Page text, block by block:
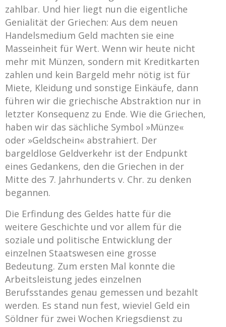
zahlbar. Und hier liegt nun die eigentliche
Genialität der Griechen: Aus dem neuen
Handelsmedium Geld machten sie eine
Masseinheit für Wert. Wenn wir heute nicht
mehr mit Münzen, sondern mit Kreditkarten
zahlen und kein Bargeld mehr nötig ist für
Miete, Kleidung und sonstige Einkäufe, dann
führen wir die griechische Abstraktion nur in
letzter Konsequenz zu Ende. Wie die Griechen,
haben wir das sächliche Symbol »Münze«
oder »Geldschein« abstrahiert. Der
bargeldlose Geldverkehr ist der Endpunkt
eines Gedankens, den die Griechen in der
Mitte des 7. Jahrhunderts v. Chr. zu denken
begannen.
Die Erfindung des Geldes hatte für die
weitere Geschichte und vor allem für die
soziale und politische Entwicklung der
einzelnen Staatswesen eine grosse
Bedeutung. Zum ersten Mal konnte die
Arbeitsleistung jedes einzelnen
Berufsstandes genau gemessen und bezahlt
werden. Es stand nun fest, wieviel Geld ein
Söldner für zwei Wochen Kriegsdienst zu